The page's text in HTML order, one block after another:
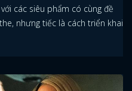
các siêu phẩm có cùng đề
nhưng tiếc là cách triển khai